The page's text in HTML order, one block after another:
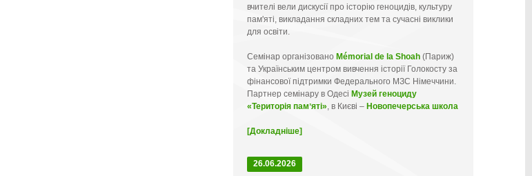
вчителі вели дискусії про історію геноцидів, культуру
пам'яті, викладання складних тем та сучасні виклики
для освіти.
Семінар організовано Mémorial de la Shoah (Париж)
та Українським центром вивчення історії Голокосту за
фінансової підтримки Федерального МЗС Німеччини.
Партнер семінару в Одесі Музей геноциду
«Територія памʼяті», в Києві – Новопечерська школа
[Докладніше]
26.06.2026